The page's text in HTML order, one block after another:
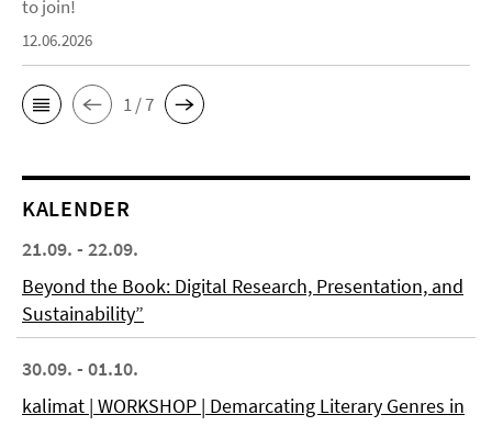
to join!
12.06.2026
1 / 7
KALENDER
21.09. - 22.09.
Beyond the Book: Digital Research, Presentation, and
Sustainability”
30.09. - 01.10.
kalimat | WORKSHOP | Demarcating Literary Genres in